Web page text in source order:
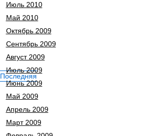
Последняя
Июль 2010
Май 2010
Октябрь 2009
Сентябрь 2009
Август 2009
Июль 2009
Июнь 2009
Май 2009
Апрель 2009
Март 2009